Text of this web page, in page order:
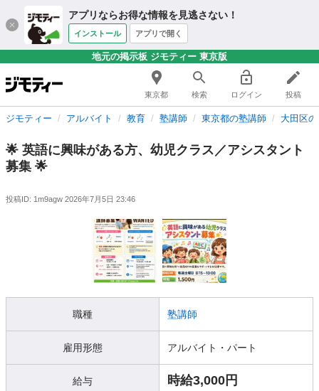
アプリならお得な情報を見逃さない！
インストール アプリで開く
地元の掲示板 ジモティー 東京版
東京都 検索 ログイン 投稿
ジモティー アルバイト 教育 塾講師 東京都の塾講師 大田区
🌟 英語に興味がある方、幼児クラス／アシスタント
募集 🌟
投稿ID: 1m9agw 2026年7月5日 23:46
職種 塾講師
雇用形態 アルバイト・パート
給与 時給3,000円